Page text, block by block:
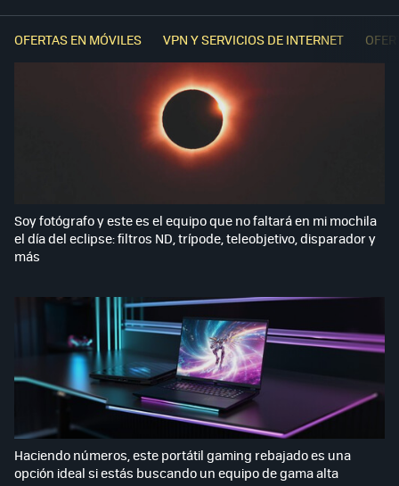
OFERTAS EN MÓVILES VPN Y SERVICIOS DE INTERNET
Soy fotógrafo y este es el equipo que no faltará en mi mochila
el día del eclipse: filtros ND, trípode, teleobjetivo, disparador y
más
Haciendo números, este portátil gaming rebajado es una
opción ideal si estás buscando un equipo de gama alta